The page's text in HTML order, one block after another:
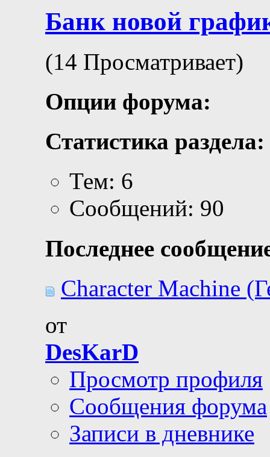
Банк новой
(14 Просматривает)
Опции форума:
Статистика раздела:
Тем: 6
Сообщений: 90
Последнее
Character Machine
от
DesKarD
Просмотр профиля
Сообщения форума
Записи в дневнике